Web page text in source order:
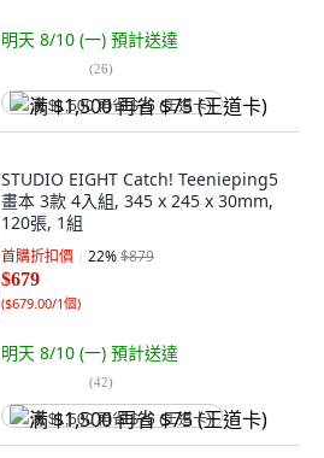
明天 8/10 (一) 預計送達
(26)
满 $1,500 再省 $75 (王道卡)
STUDIO EIGHT Catch! Teenieping5
畫本 3款 4入組, 345 x 245 x 30mm,
120張, 1組
首購折扣價 22%$879
$679
($679.00/1個)
明天 8/10 (一) 預計送達
(42)
满 $1,500 再省 $75 (王道卡)